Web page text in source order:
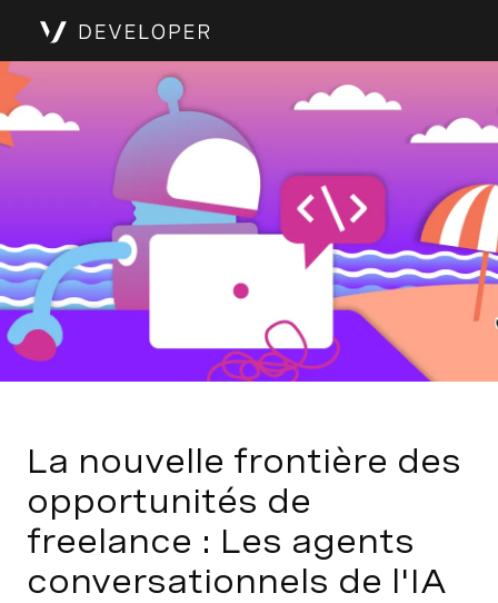
La nouvelle frontière des
opportunités de
freelance : Les agents
conversationnels de l'IA